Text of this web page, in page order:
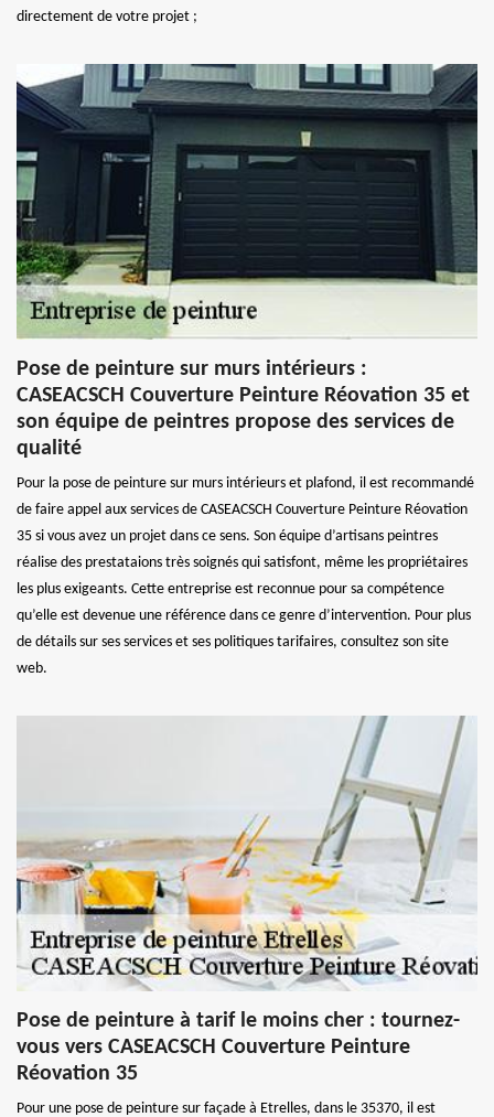
directement de votre projet ;
Pose de peinture sur murs intérieurs :
CASEACSCH Couverture Peinture Réovation 35 et
son équipe de peintres propose des services de
qualité
Pour la pose de peinture sur murs intérieurs et plafond, il est recommandé
de faire appel aux services de CASEACSCH Couverture Peinture Réovation
35 si vous avez un projet dans ce sens. Son équipe d’artisans peintres
réalise des prestataions très soignés qui satisfont, même les propriétaires
les plus exigeants. Cette entreprise est reconnue pour sa compétence
qu’elle est devenue une référence dans ce genre d’intervention. Pour plus
de détails sur ses services et ses politiques tarifaires, consultez son site
web.
Pose de peinture à tarif le moins cher : tournez-
vous vers CASEACSCH Couverture Peinture
Réovation 35
Pour une pose de peinture sur façade à Etrelles, dans le 35370, il est